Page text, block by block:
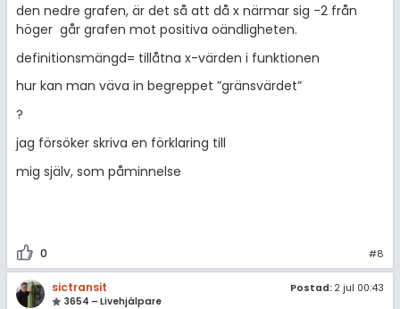
den nedre grafen, är det så att då x närmar sig -2 från
höger går grafen mot positiva oändligheten.
definitionsmängd= tillåtna x-värden i funktionen
hur kan man väva in begreppet ”gränsvärdet”
?
jag försöker skriva en förklaring till
mig själv, som påminnelse
0 #8
sictransit
3654 – Livehjälpare
Postad: 2 jul 00:43